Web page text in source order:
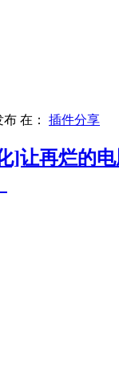
布 在： 插件分享
]让再烂的